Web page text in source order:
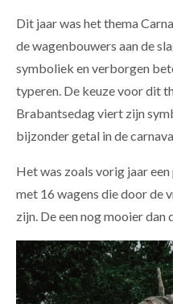
Dit jaar was het thema
de wagenbouwers aan de
symboliek en verborgen
typeren. De keuze voor dit
Brabantsedag viert zijn
bijzonder getal in de
Het was zoals vorig jaar
met 16 wagens die door de
zijn. De een nog mooier dan